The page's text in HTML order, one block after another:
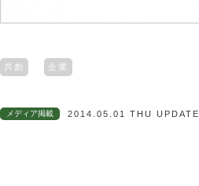
共創 企業
メディア掲載 2014.05.01 THU UPDATE